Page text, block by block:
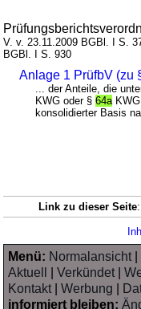
V. v. 23.11.2009 BGBl. I S.
BGBl. I S. 930
Anlage 1 PrüfbV (zu
... der Anteile, die
KWG oder §64a
konsolidierter Basis
Link zu dieser Seite
Menü: Normalansicht|
Aktuell
|Verkündet|
Kontakt|Werbung
informiert bleiben: